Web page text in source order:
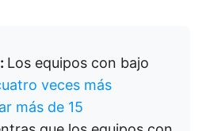
Los equipos con bajo
veces más
más de 15